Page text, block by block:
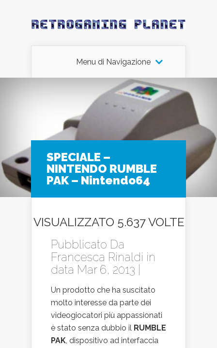
Menu di Navigazione
SPECIALE –
NINTENDO RUMBLE
PAK – Nintendo64
VISUALIZZATO 5.637 VOLTE
Pubblicato Da
Francesca Rinaldi in
data Mar 6, 2013 |
Un prodotto che ha suscitato
molto interesse da parte dei
videogiocatori più appassionati
è stato senza dubbio il RUMBLE
PAK, dispositivo ad interfaccia